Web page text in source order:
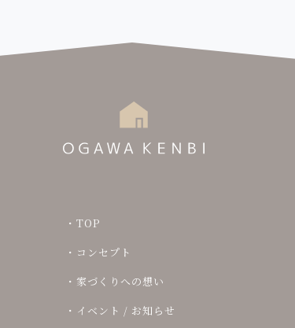
TOP
コンセプト
家づくりへの想い
イベント / お知らせ